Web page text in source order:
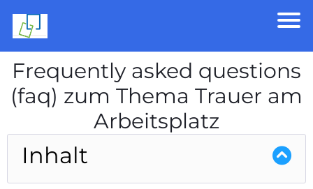
Frequently asked questions
(faq) zum Thema Trauer am
Arbeitsplatz
Inhalt